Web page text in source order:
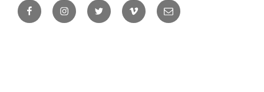
FacebookInstagramTwitter Vimeo Newsletter